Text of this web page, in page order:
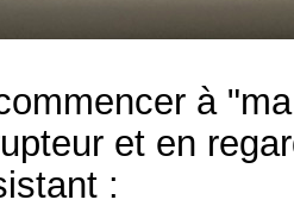
à
et en
: